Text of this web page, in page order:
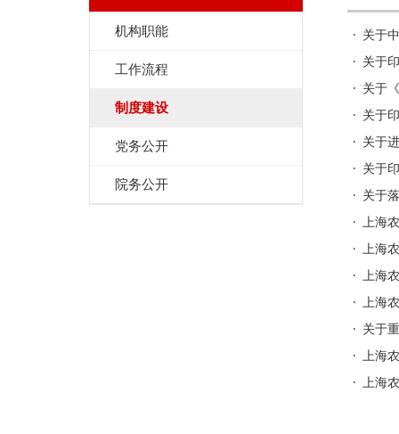
机构职能
工作流程
制度建设
党务公开
院务公开
关于
关于
关于
关于
关于
关于
关于
上海
上海
上海
上海
关于
上海
上海